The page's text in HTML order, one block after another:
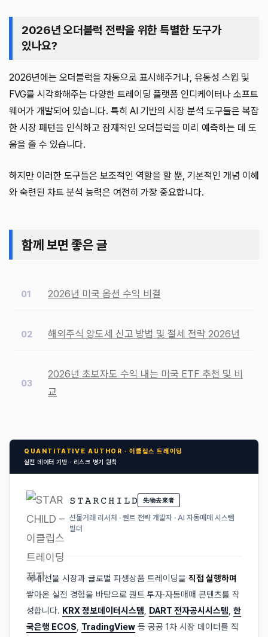
2026년 오더블럭 전략을 위한 특별한 도구가
있나요?
2026년에는 오더블럭을 자동으로 표시해주거나, 유동성 스윕 및
FVG를 시각화해주는 다양한 트레이딩 플랫폼 인디케이터나 소프트
웨어가 개발되어 있습니다. 특히 AI 기반의 시장 분석 도구들은 복잡
한 시장 패턴을 인식하고 잠재적인 오더블럭을 미리 예측하는 데 도
움을 줄 수 있습니다.
하지만 이러한 도구들은 보조적인 역할을 할 뿐, 기본적인 개념 이해
와 숙련된 차트 분석 능력은 여전히 가장 중요합니다.
함께 보면 좋은 글
2026년 미국 옵션 수익 비결
해외주식 양도세 신고 방법 및 절세 전략 2026년
2026년 초보자도 수익 내는 미국 ETF 추천 및 비
교
QUANTITATIVE AUTHOR · 이클립스 트레이딩
실전 데이터 기반 · 리스크 병기 원칙
𝚂 𝚃 𝙰 𝚁 𝙲 𝙷 𝙸 𝙻 𝙳 先物去來者
선물거래 리서처 · 퀀트 전략 개발자 · AI 자동매매 시스템
빌더
국내 선물 시장과 글로벌 파생상품 트레이딩을 직접 실행하며
쌓아온 실전 경험을 바탕으로 퀀트 투자·자동매매 콘텐츠를 작
성합니다. KRX 정보데이터시스템, DART 전자공시시스템, 한
국은행 ECOS, TradingView 등 공공 1차 시장 데이터를 직